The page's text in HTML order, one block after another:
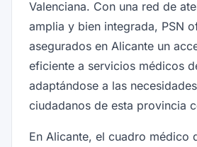
Valenciana. Con una red de
amplia y bien integrada, PSN
asegurados en Alicante un
eficiente a servicios médicos
adaptándose a las
ciudadanos de esta provincia
En Alicante, el cuadro médico